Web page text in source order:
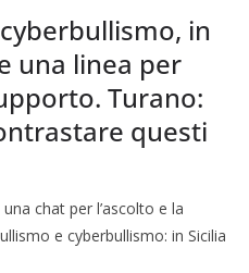
in
una linea per
Turano:
questi
chat per l’ascolto e la
e cyberbullismo: in Sicilia